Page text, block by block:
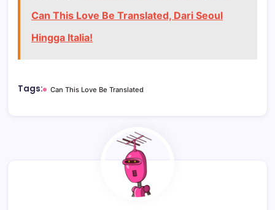
Can This Love Be Translated, Dari Seoul
Hingga Italia!
Tags: Can This Love Be Translated